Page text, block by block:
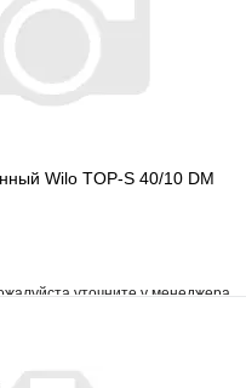
Wilo TOP-S 40/10 DM
уточните у менеджера